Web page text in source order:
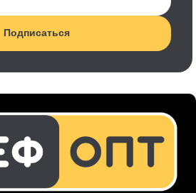
Подписаться